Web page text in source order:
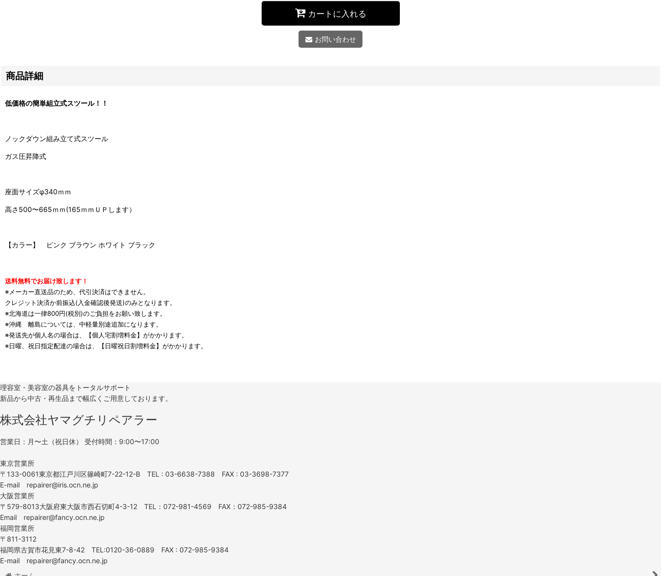
カートに入れる
お問い合わせ
商品詳細
低価格の簡単組立式スツール！！
ノックダウン組み立て式スツール
ガス圧昇降式
座面サイズφ340ｍｍ
高さ500〜665ｍｍ(165ｍｍＵＰします）
【カラー】 ピンク ブラウン ホワイト ブラック
送料無料でお届け致します！
※メーカー直送品のため、代引決済はできません。
クレジット決済か前振込(入金確認後発送)のみとなります。
※北海道は一律800円(税別)のご負担をお願い致します。
※沖縄 離島については、中軽量別途追加になります。
※発送先が個人名の場合は、【個人宅割増料金】がかかります。
※日曜、祝日指定配達の場合は、【日曜祝日割増料金】がかかります。
理容室・美容室の器具をトータルサポート
新品から中古・再生品まで幅広くご用意しております。
株式会社ヤマグチリペアラー
営業日：月〜土（祝日休） 受付時間：9:00〜17:00
東京営業所
〒133-0061東京都江戸川区篠崎町7-22-12-B TEL : 03-6638-7388 FAX : 03-3698-7377
E-mail repairer@iris.ocn.ne.jp
大阪営業所
〒579-8013大阪府東大阪市西石切町4-3-12 TEL：072-981-4569 FAX：072-985-9384
Email repairer@fancy.ocn.ne.jp
福岡営業所
〒811-3112
福岡県古賀市花見東7-8-42 TEL:0120-36-0889 FAX : 072-985-9384
E-mail repairer@fancy.ocn.ne.jp